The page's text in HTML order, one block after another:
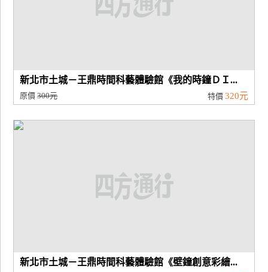
新北市土城－王鼎時間科藝體驗館《我的時鐘ＤＩ...
原價300元 特價 320元
新北市土城－王鼎時間科藝體驗館《壁鐘創意彩繪...